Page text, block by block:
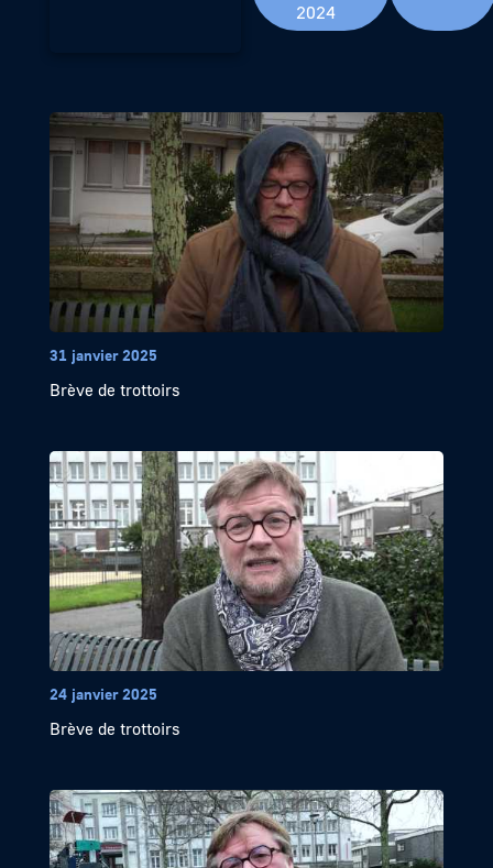
2024
31 janvier 2025
Brève de trottoirs
24 janvier 2025
Brève de trottoirs